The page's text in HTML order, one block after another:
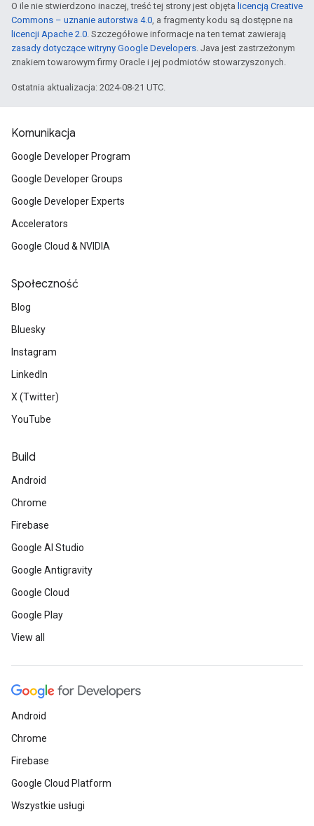
O ile nie stwierdzono inaczej, treść tej strony jest objęta licencją Creative
Commons – uznanie autorstwa 4.0, a fragmenty kodu są dostępne na
licencji Apache 2.0. Szczegółowe informacje na ten temat zawierają
zasady dotyczące witryny Google Developers. Java jest zastrzeżonym
znakiem towarowym firmy Oracle i jej podmiotów stowarzyszonych.
Ostatnia aktualizacja: 2024-08-21 UTC.
Komunikacja
Google Developer Program
Google Developer Groups
Google Developer Experts
Accelerators
Google Cloud & NVIDIA
Społeczność
Blog
Bluesky
Instagram
LinkedIn
X (Twitter)
YouTube
Build
Android
Chrome
Firebase
Google AI Studio
Google Antigravity
Google Cloud
Google Play
View all
Android
Chrome
Firebase
Google Cloud Platform
Wszystkie usługi